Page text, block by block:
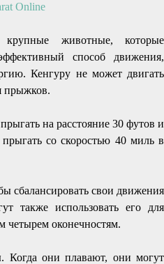
Online
животные, которые
способ движения,
Кенгуру не может двигать
прыжков.
на расстояние 30 футов и
со скоростью 40 миль в
сбалансировать свои движения
также использовать его для
четырем оконечностям.
они плавают, они могут